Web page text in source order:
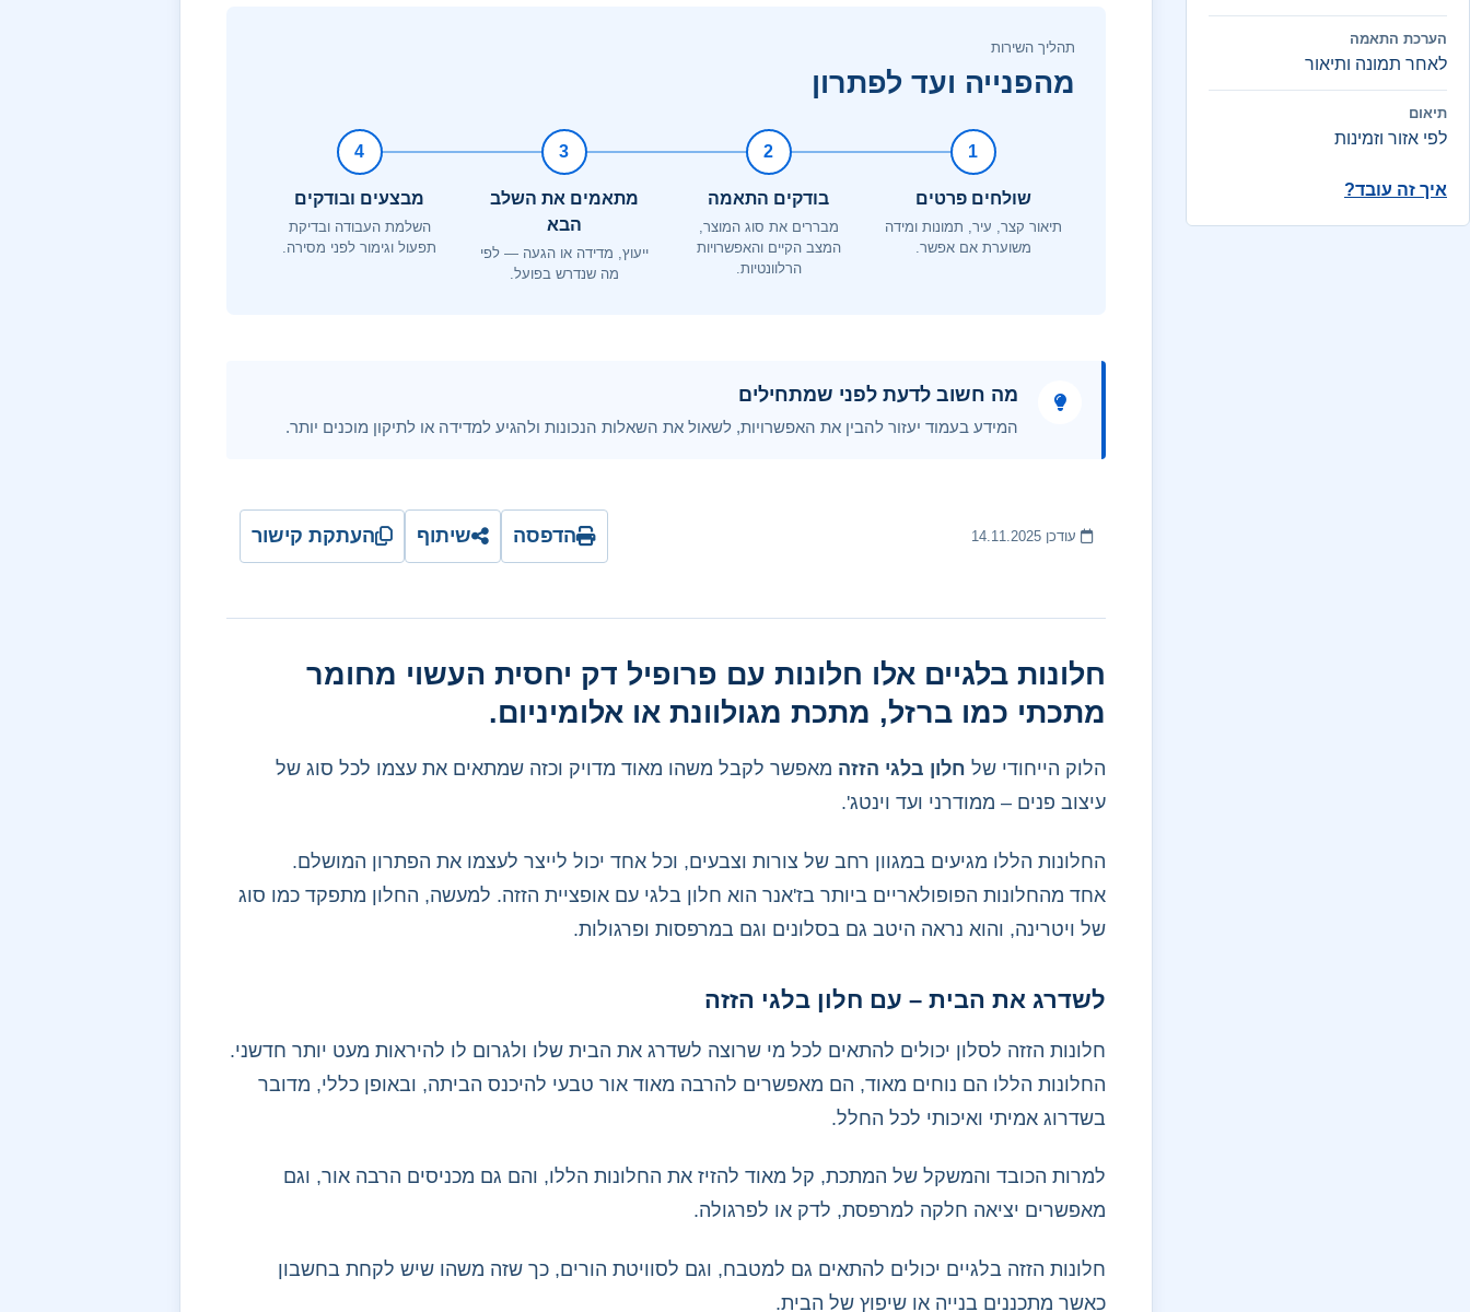
הערכת התאמה
לאחר תמונה ותיאור
תיאום
לפי אזור וזמינות
איך זה עובד?
תהליך השירות
מהפנייה ועד לפתרון
1
שולחים פרטים
תיאור קצר, עיר, תמונות ומידה
משוערת אם אפשר.
2
בודקים התאמה
מבררים את סוג המוצר,
המצב הקיים והאפשרויות
הרלוונטיות.
3
מתאמים את השלב
הבא
ייעוץ, מדידה או הגעה — לפי
מה שנדרש בפועל.
4
מבצעים ובודקים
השלמת העבודה ובדיקת
תפעול וגימור לפני מסירה.
מה חשוב לדעת לפני שמתחילים
המידע בעמוד יעזור להבין את האפשרויות, לשאול את השאלות הנכונות ולהגיע למדידה או לתיקון מוכנים יותר.
עודכן 14.11.2025 הדפסה שיתוף העתקת קישור
חלונות בלגיים אלו חלונות עם פרופיל דק יחסית העשוי מחומר
מתכתי כמו ברזל, מתכת מגולוונת או אלומיניום.
הלוק הייחודי של חלון בלגי הזזה מאפשר לקבל משהו מאוד מדויק וכזה שמתאים את עצמו לכל סוג של
עיצוב פנים – ממודרני ועד וינטג'.
החלונות הללו מגיעים במגוון רחב של צורות וצבעים, וכל אחד יכול לייצר לעצמו את הפתרון המושלם.
אחד מהחלונות הפופולאריים ביותר בז'אנר הוא חלון בלגי עם אופציית הזזה. למעשה, החלון מתפקד כמו סוג
של ויטרינה, והוא נראה היטב גם בסלונים וגם במרפסות ופרגולות.
לשדרג את הבית – עם חלון בלגי הזזה
חלונות הזזה לסלון יכולים להתאים לכל מי שרוצה לשדרג את הבית שלו ולגרום לו להיראות מעט יותר חדשני.
החלונות הללו הם נוחים מאוד, הם מאפשרים להרבה מאוד אור טבעי להיכנס הביתה, ובאופן כללי, מדובר
בשדרוג אמיתי ואיכותי לכל החלל.
למרות הכובד והמשקל של המתכת, קל מאוד להזיז את החלונות הללו, והם גם מכניסים הרבה אור, וגם
מאפשרים יציאה חלקה למרפסת, לדק או לפרגולה.
חלונות הזזה בלגיים יכולים להתאים גם למטבח, וגם לסוויטת הורים, כך שזה משהו שיש לקחת בחשבון
כאשר מתכננים בנייה או שיפוץ של הבית.